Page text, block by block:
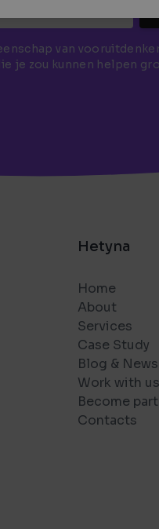
van
je zou kunnen helpen
Hetyna
Home
About
Services
Case Study
Blog & News
Work with us
Become
Contacts